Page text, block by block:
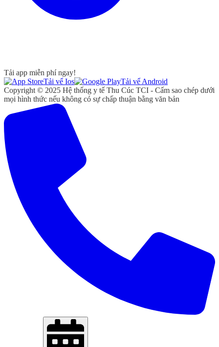
Tải app miễn phí ngay!
Tải vể Ios
Tải vể Android
Copyright © 2025 Hệ thống y tế Thu Cúc TCI - Cấm sao chép dưới
mọi hình thức nếu không có sự chấp thuận bằng văn bản